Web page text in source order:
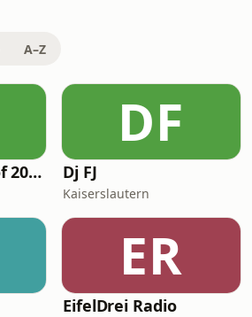
A–Z
Gong FM - Best of 2000
DF
Dj FJ
Kaiserslautern
ER
EifelDrei Radio